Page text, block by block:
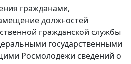
гражданами,
должностей
гражданской службы
государственными
Росмолодежи сведений о